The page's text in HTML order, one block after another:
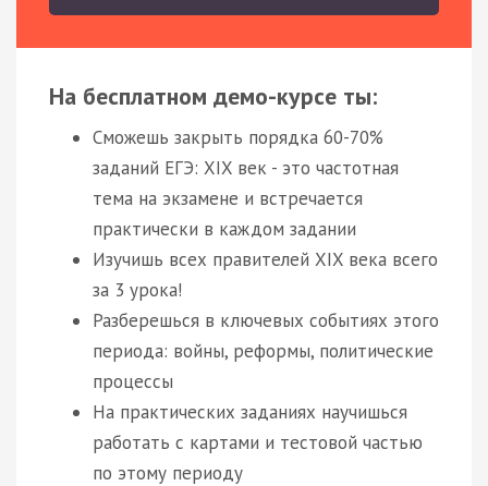
На бесплатном демо-курсе ты:
Сможешь закрыть порядка 60-70%
заданий ЕГЭ: XIX век - это частотная
тема на экзамене и встречается
практически в каждом задании
Изучишь всех правителей XIX века всего
за 3 урока!
Разберешься в ключевых событиях этого
периода: войны, реформы, политические
процессы
На практических заданиях научишься
работать с картами и тестовой частью
по этому периоду